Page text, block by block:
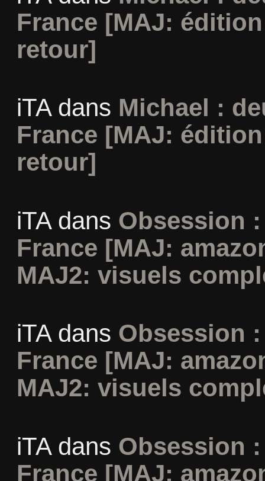
France [MAJ:
retour]
iTAdans Michael :
France [MAJ:
retour]
iTAdans Obsession
France [MAJ:
MAJ2: visuels
iTAdans Obsession
France [MAJ:
MAJ2: visuels
iTAdans Obsession
France [MAJ: